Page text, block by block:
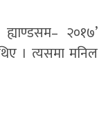
२०१७’
। त्यसमा मनिल